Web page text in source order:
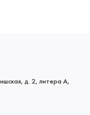
д. 2, литера А,